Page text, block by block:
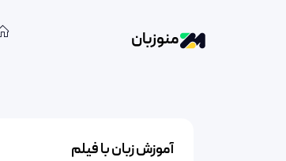
منوزبان
آموزش زبان با فیلم